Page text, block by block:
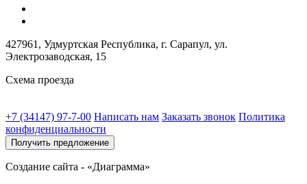
427961, Удмуртская Республика, г. Сарапул, ул.
Электрозаводская, 15
Схема проезда
+7 (34147) 97-7-00 Написать нам Заказать звонок Политика
конфиденциальности
Получить предложение
Создание сайта - «Диаграмма»